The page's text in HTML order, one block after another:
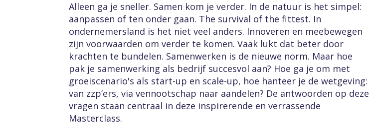
Alleen ga je sneller. Samen kom je verder. In de natuur is het simpel:
aanpassen of ten onder gaan. The survival of the fittest. In
ondernemersland is het niet veel anders. Innoveren en meebewegen
zijn voorwaarden om verder te komen. Vaak lukt dat beter door
krachten te bundelen. Samenwerken is de nieuwe norm. Maar hoe
pak je samenwerking als bedrijf succesvol aan? Hoe ga je om met
groeiscenario's als start-up en scale-up, hoe hanteer je de wetgeving:
van zzp’ers, via vennootschap naar aandelen? De antwoorden op deze
vragen staan centraal in deze inspirerende en verrassende
Masterclass.